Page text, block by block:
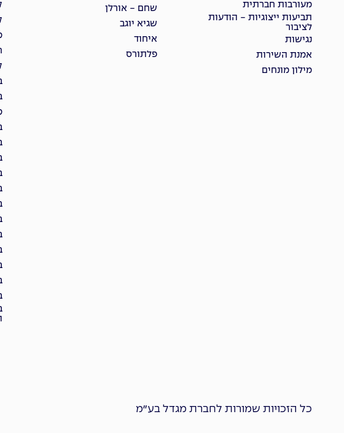
מעורבות חברתית
תביעות ייצוגיות - הודעות
לציבור
נגישות
אמנת השירות
מילון מונחים
שחם - אורלן
שגיא יוגב
איחוד
פלתורס
כל הזכויות שמורות לחברת מגדל בע״מ